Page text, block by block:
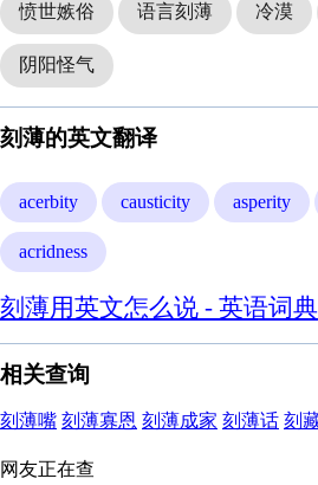
愤世嫉俗 语言刻薄 冷漠
阴阳怪气
刻薄的英文翻译
acerbity causticity asperity
acridness
刻薄用英文怎么说 - 英语词典
相关查询
刻薄嘴 刻薄寡恩 刻薄成家 刻薄话 刻
网友正在查